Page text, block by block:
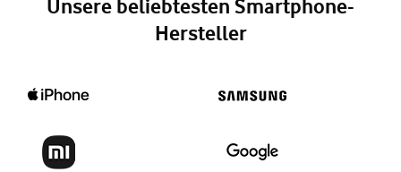
Unsere beliebtesten Smartphone-
Hersteller